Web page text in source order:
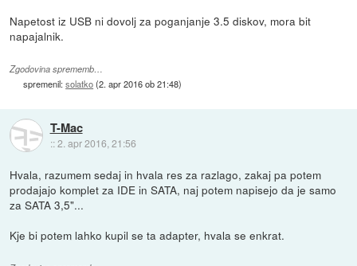
Napetost iz USB ni dovolj za poganjanje 3.5 diskov, mora bit
napajalnik.
Zgodovina sprememb…
spremenil:solatko(2. apr 2016 ob 21:48)
T-Mac
::2. apr 2016, 21:56
Hvala, razumem sedaj in hvala res za razlago, zakaj pa potem
prodajajo komplet za IDE in SATA, naj potem napisejo da je samo
za SATA 3,5"...
Kje bi potem lahko kupil se ta adapter, hvala se enkrat.